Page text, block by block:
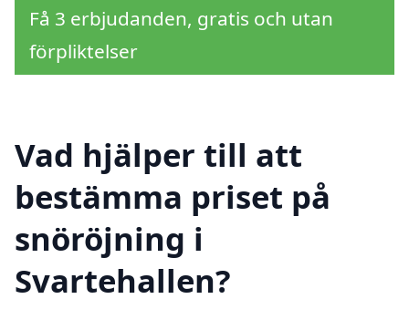
Få 3 erbjudanden, gratis och utan
förpliktelser
Vad hjälper till att
bestämma priset på
snöröjning i
Svartehallen?